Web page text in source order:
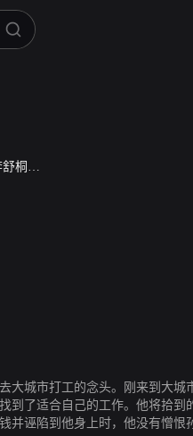
舒桐 郑奇
城市打工的念头。刚来到大城
了适合自己的工作。他将拾到
诬陷到他身上时，他没有憎